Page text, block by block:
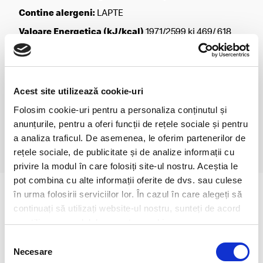
Acest site utilizează cookie-uri
Folosim cookie-uri pentru a personaliza conținutul și
anunțurile, pentru a oferi funcții de rețele sociale și pentru
a analiza traficul. De asemenea, le oferim partenerilor de
rețele sociale, de publicitate și de analize informații cu
privire la modul în care folosiți site-ul nostru. Aceștia le
pot combina cu alte informații oferite de dvs. sau culese
în urma folosirii serviciilor lor. În cazul în care alegeți să
continuați să utilizați website-ul nostru, sunteți de acord
cu utilizarea modulelor noastre cookie.
consimțământului
Necesare
Contine alergeni: LAPTE
Valoare Energetica (kJ/kcal) 1971/2599 kj 469/ 618
kcal
Grasimi (g)
din care Acizi grasi saturati (g)13/17
din care Zaharuri (g)56/75
Proteine (g)10 /13
Sare (g) 0